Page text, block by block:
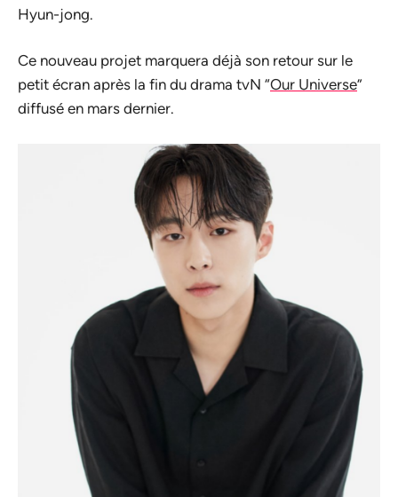
Hyun-jong.
Ce nouveau projet marquera déjà son retour sur le
petit écran après la fin du drama tvN “Our Universe”
diffusé en mars dernier.